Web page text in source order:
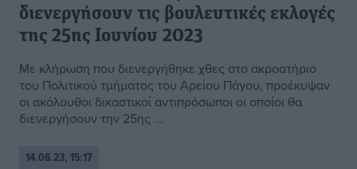
διενεργήσουν τις βουλευτικές εκλογές
της 25ης Ιουνίου 2023
Με κλήρωση που διενεργήθηκε χθες στο ακροατήριο
του Πολιτικού τμήματος του Αρείου Πάγου, προέκυψαν
οι ακόλουθοι δικαστικοί αντιπρόσωποι οι οποίοι θα
διενεργήσουν την 25ης ...
14.06.23, 15:17